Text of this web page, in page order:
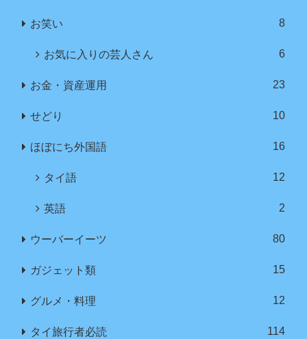
お笑い 8
お気に入りの芸人さん 6
お金・資産運用 23
せどり 10
ほぼにち外国語 16
タイ語 12
英語 2
ウーバーイーツ 80
ガジェット類 15
グルメ・料理 12
タイ旅行者必読 114